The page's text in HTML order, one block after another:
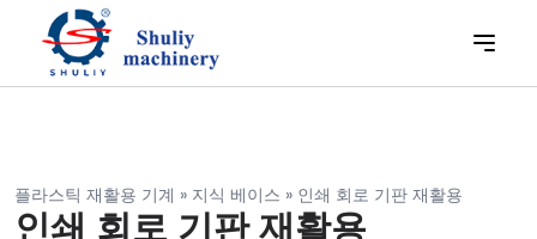
플라스틱 재활용 기계 » 지식 베이스 » 인쇄 회로 기판 재활용
인쇄 회로 기판 재활용